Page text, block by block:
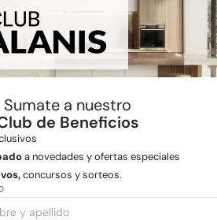
Argos
Grifería
Sumate a nuestro
de Beneficios
a novedades y ofertas especiales
concursos y sorteos.